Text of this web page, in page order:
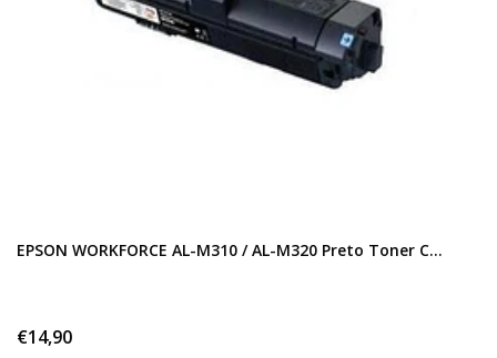
EPSON WORKFORCE AL-M310 / AL-M320 Preto Toner C...
€14,90